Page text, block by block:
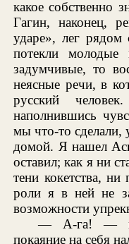
какое собственно
Гагин, наконец,
ударе», лег
потекли
задумчивые, то
неясные речи, в
русский
наполнившись
мы что-то сделали,
домой. Я нашел
оставил; как я ни
тени кокетства,
роли я в ней не
возможности
— А-га! —
покаяние на себя